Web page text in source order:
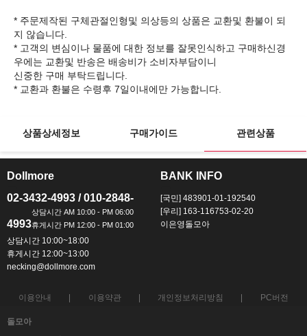
* 주문제작된 구체관절인형및 의상등의 상품은 교환및 환불이 되
지 않습니다.
* 고객의 변심이나 물품에 대한 정보를 잘못인식하고 구매하신경
우에는 교환및 반송은 배송비가 소비자부담이니
신중한 구매 부탁드립니다.
상품상세정보 구매가이드 관련상품
Dollmore
02-3432-4993 / 010-2848-
4993
상담시간 10:00~18:00
휴게시간 12:00~13:00
necking@dollmore.com
BANK INFO
[국민] 483901-01-192540
[우리] 163-116753-02-20
이은영돌모아
이용안내 이용약관 개인정보처리방침 PC버전
돌모아